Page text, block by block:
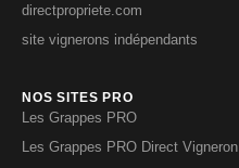
directpropriete.com
site vignerons indépendants
NOS SITES PRO
Les Grappes PRO
Les Grappes PRO Direct Vigneron